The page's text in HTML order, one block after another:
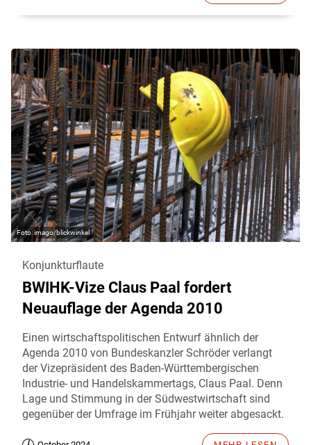
imago/blickwinkel
Konjunkturflaute
BWIHK-Vize Claus Paal fordert
Neuauflage der Agenda 2010
Einen wirtschaftspolitischen Entwurf ähnlich der
Agenda 2010 von Bundeskanzler Schröder verlangt
der Vizepräsident des Baden-Württembergischen
Industrie- und Handelskammertags, Claus Paal. Denn
Lage und Stimmung in der Südwestwirtschaft sind
gegenüber der Umfrage im Frühjahr weiter abgesackt.